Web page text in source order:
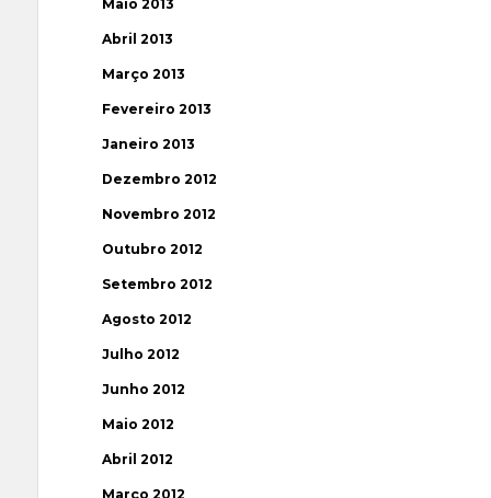
Maio 2013
Abril 2013
Março 2013
Fevereiro 2013
Janeiro 2013
Dezembro 2012
Novembro 2012
Outubro 2012
Setembro 2012
Agosto 2012
Julho 2012
Junho 2012
Maio 2012
Abril 2012
Março 2012